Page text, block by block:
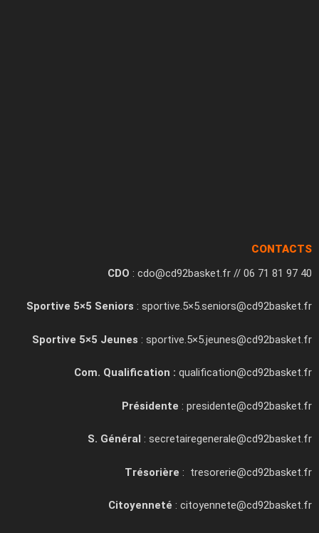
CONTACTS
CDO : cdo@cd92basket.fr // 06 71 81 97 40
Sportive 5×5 Seniors : sportive.5×5.seniors@cd92basket.fr
Sportive 5×5 Jeunes : sportive.5×5.jeunes@cd92basket.fr
Com. Qualification : qualification@cd92basket.fr
Présidente : presidente@cd92basket.fr
S. Général : secretairegenerale@cd92basket.fr
Trésorière : tresorerie@cd92basket.fr
Citoyenneté : citoyennete@cd92basket.fr